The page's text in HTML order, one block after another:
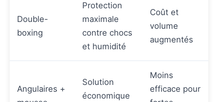
Double-
boxing
Protection
maximale
contre chocs
et humidité
Coût et
volume
augmentés
Angulaires +
Solution
économique
Moins
efficace pour